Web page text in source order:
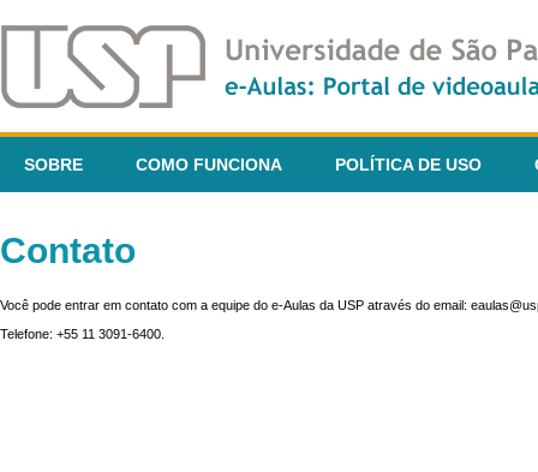
SOBRE COMO FUNCIONA POLÍTICA DE USO
Contato
Você pode entrar em contato com a equipe do e-Aulas da USP através do email:
Telefone: +55 11 3091-6400.